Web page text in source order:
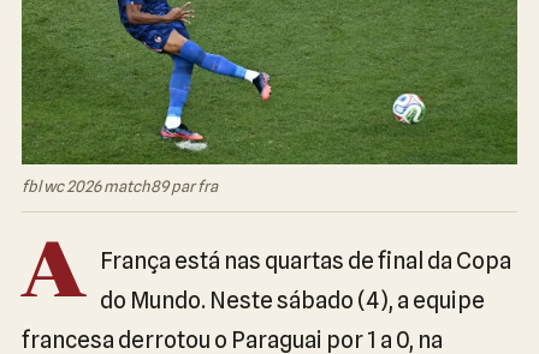
fbl wc 2026 match89 par fra
A
França está nas quartas de final da Copa
do Mundo. Neste sábado (4), a equipe
francesa derrotou o Paraguai por 1 a 0, na